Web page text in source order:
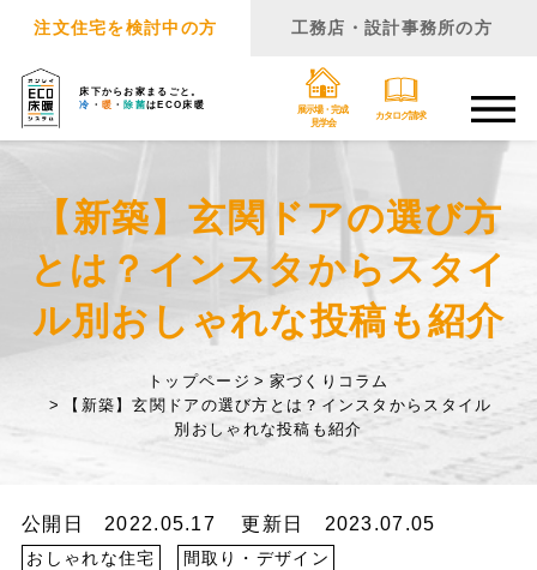
床下からお家まるごと。
冷 ・ 暖 ・ 除菌はECO床暖
展示場・完成
見学会
カタログ請求
注文住宅を検討中の方 工務店・設計事務所の方
【新築】玄関ドアの選び方
とは？インスタからスタイ
ル別おしゃれな投稿も紹介
トップページ
家づくりコラム
【新築】玄関ドアの選び方とは？インスタからスタイル
別おしゃれな投稿も紹介
公開日 2022.05.17 更新日 2023.07.05
おしゃれな住宅 間取り・デザイン